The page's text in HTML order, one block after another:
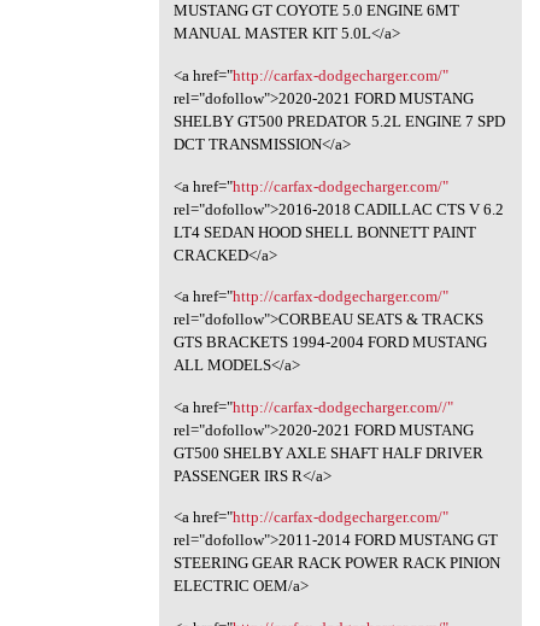
MUSTANG GT COYOTE 5.0 ENGINE 6MT
MANUAL MASTER KIT 5.0L</a>
<a href="http://carfax-dodgecharger.com/"
rel="dofollow">2020-2021 FORD MUSTANG
SHELBY GT500 PREDATOR 5.2L ENGINE 7 SPD
DCT TRANSMISSION</a>
<a href="http://carfax-dodgecharger.com/"
rel="dofollow">2016-2018 CADILLAC CTS V 6.2
LT4 SEDAN HOOD SHELL BONNETT PAINT
CRACKED</a>
<a href="http://carfax-dodgecharger.com/"
rel="dofollow">CORBEAU SEATS & TRACKS
GTS BRACKETS 1994-2004 FORD MUSTANG
ALL MODELS</a>
<a href="http://carfax-dodgecharger.com//"
rel="dofollow">2020-2021 FORD MUSTANG
GT500 SHELBY AXLE SHAFT HALF DRIVER
PASSENGER IRS R</a>
<a href="http://carfax-dodgecharger.com/"
rel="dofollow">2011-2014 FORD MUSTANG GT
STEERING GEAR RACK POWER RACK PINION
ELECTRIC OEM/a>